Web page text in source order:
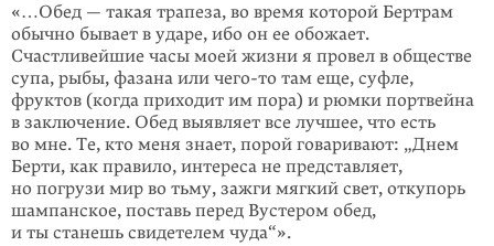
«…Обед — такая трапеза, во время которой Бертрам
обычно бывает в ударе, ибо он ее обожает.
Счастливейшие часы моей жизни я провел в обществе
супа, рыбы, фазана или чего-то там еще, суфле,
фруктов (когда приходит им пора) и рюмки портвейна
в заключение. Обед выявляет все лучшее, что есть
во мне. Те, кто меня знает, порой говаривают: „Днем
Берти, как правило, интереса не представляет,
но погрузи мир во тьму, зажги мягкий свет, откупорь
шам­панское, поставь перед Вустером обед,
и ты станешь свидетелем чуда“».